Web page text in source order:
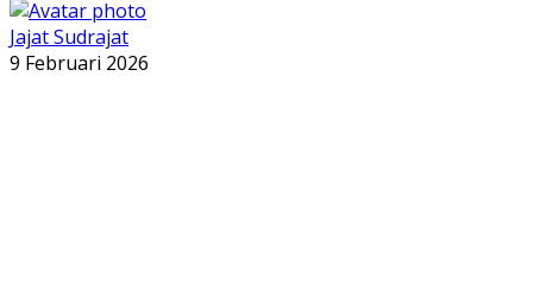
Jajat Sudrajat
9 Februari 2026